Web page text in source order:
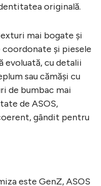
originală.
mai bogate și
și piesele
cu detalii
sau cămăși cu
de bumbac mai
de ASOS,
gândit pentru
este GenZ, ASOS